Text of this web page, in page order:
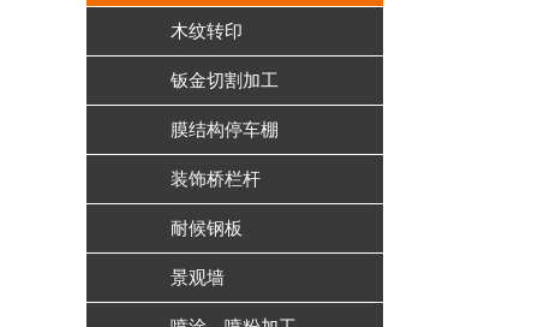
木纹转印
钣金切割加工
膜结构停车棚
装饰桥栏杆
耐候钢板
景观墙